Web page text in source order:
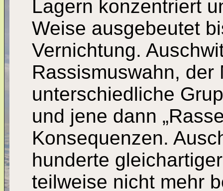
Lagern konzentriert
Weise ausgebeutet
Vernichtung.
Rassismuswahn, der
unterschiedliche
und jene dann
Konsequenzen.
hunderte
teilweise nicht mehr